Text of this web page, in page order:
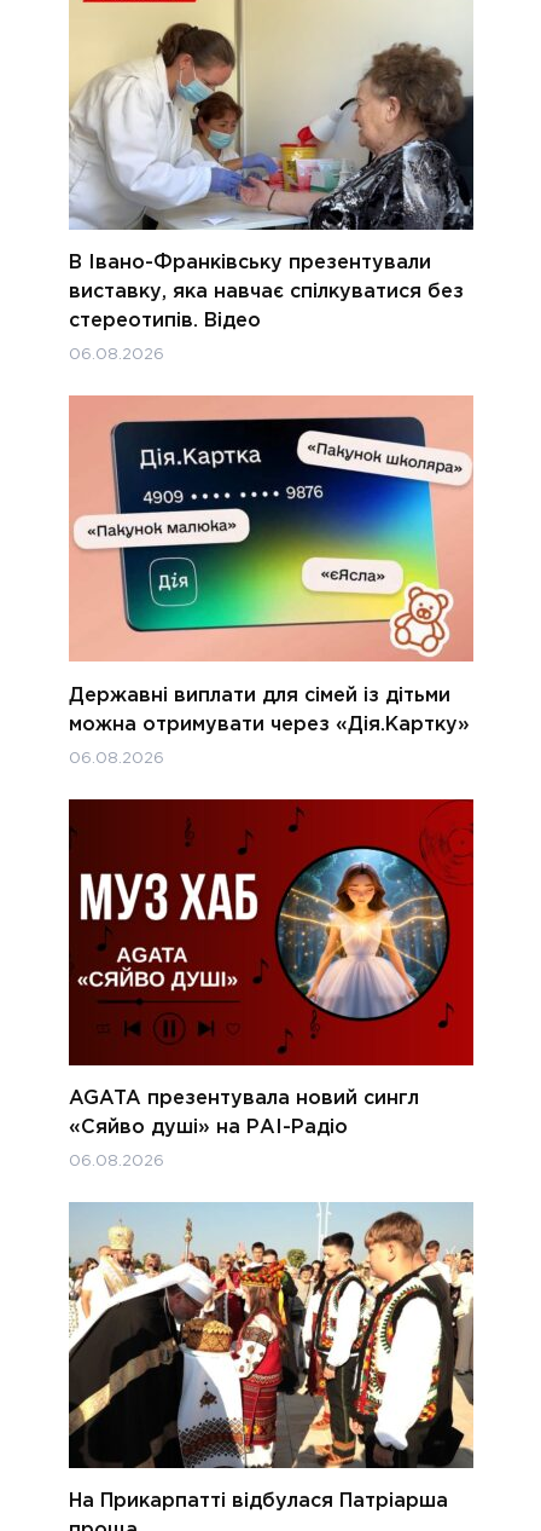
В Івано-Франківську презентували
виставку, яка навчає спілкуватися без
стереотипів. Відео
06.08.2026
Державні виплати для сімей із дітьми
можна отримувати через «Дія.Картку»
06.08.2026
AGATA презентувала новий сингл
«Сяйво душі» на РАІ-Радіо
06.08.2026
На Прикарпатті відбулася Патріарша